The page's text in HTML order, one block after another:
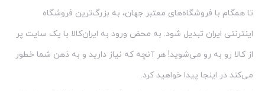
تا همگام با فروشگاه‌های معتبر جهان، به بزرگ‌ترین فروشگاه
اینترنتی ایران تبدیل شود. به محض ورود به ایران‌کالا با یک سایت پر
از کالا رو به رو می‌شوید! هر آنچه که نیاز دارید و به ذهن شما خطور
می‌کند در اینجا پیدا خواهید کرد.